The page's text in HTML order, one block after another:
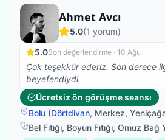
Ahmet Avcı
Fizyoterapist
5.0(1 yorum)
5.0Son değerlendirme · 10 Ağu
Çok teşekkür ederiz. Son derece
beyefendiydi.
Ücretsiz ön görüşme seansı
Bolu (Dörtdivan, Merkez,
Bel Fıtığı, Boyun Fıtığı, Omuz Bağ